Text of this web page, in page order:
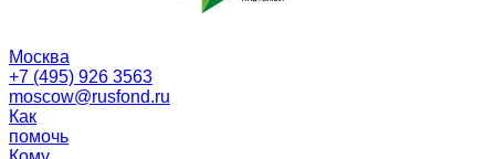
Москва
+7 (495) 926 3563
moscow@rusfond.ru
Как
помочь